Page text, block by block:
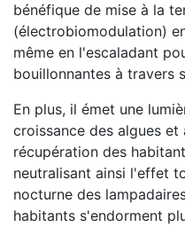
bénéfique de mise à la
(électrobiomodulation)
même en l'escaladant
bouillonnantes à travers
En plus, il émet une
croissance des algues
récupération des
neutralisant ainsi l'effet
nocturne des
habitants s'endorment